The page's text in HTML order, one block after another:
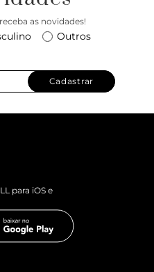
as novidades!
Outros
Cadastrar
para iOS e